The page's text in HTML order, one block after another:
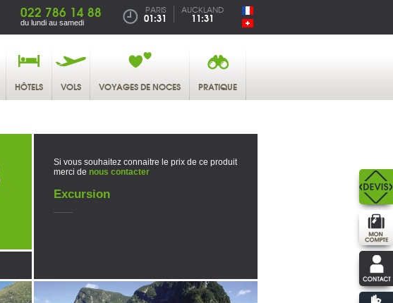
022 786 14 88
du lundi au samedi
PARIS
01:31
AUCKLAND
11:31
HÔTELS VOLS VOYAGES DE NOCES PRATIQUE
Si vous souhaitez connaitre le prix de ce produit
merci de nous contacter
Excursion